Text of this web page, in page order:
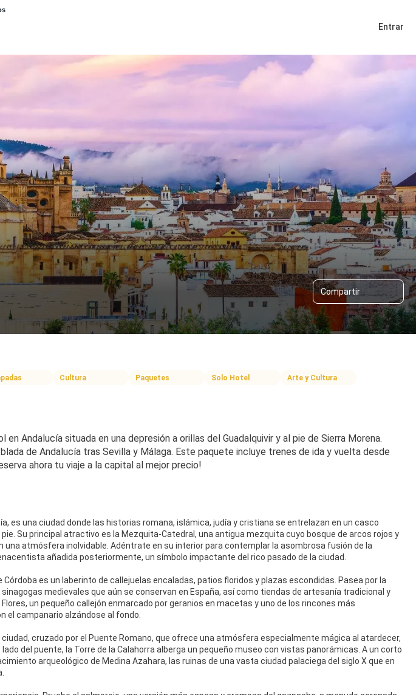
Entrar
Compartir
Cultura Paquetes Solo Hotel
Arte y Cultura
en Andalucía situada en una depresión a orillas del Guadalquivir y al pie de Sierra Morena.
de Andalucía tras Sevilla y Málaga. Este paquete incluye trenes de ida y vuelta desde
ahora tu viaje a la capital al mejor precio!
es una ciudad donde las historias romana, islámica, judía y cristiana se entrelazan en un casco
Su principal atractivo es la Mezquita-Catedral, una antigua mezquita cuyo bosque de arcos rojos y
una atmósfera inolvidable. Adéntrate en su interior para contemplar la asombrosa fusión de la
añadida posteriormente, un símbolo impactante del rico pasado de la ciudad.
es un laberinto de callejuelas encaladas, patios floridos y plazas escondidas. Pasea por la
medievales que aún se conservan en España, así como tiendas de artesanía tradicional y
un pequeño callejón enmarcado por geranios en macetas y uno de los rincones más
el campanario alzándose al fondo.
ciudad, cruzado por el Puente Romano, que ofrece una atmósfera especialmente mágica al atardecer,
del puente, la Torre de la Calahorra alberga un pequeño museo con vistas panorámicas. A un corto
arqueológico de Medina Azahara, las ruinas de una vasta ciudad palaciega del siglo X que en